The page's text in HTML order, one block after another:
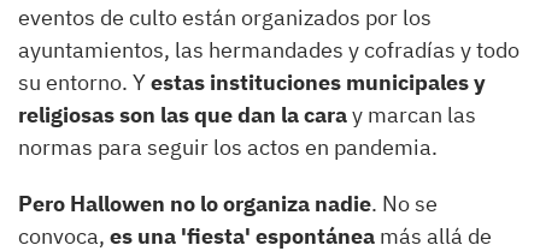
eventos de culto están organizados por los
ayuntamientos, las hermandades y cofradías y todo
su entorno. Yestas instituciones municipales y
religiosas son las que dan la caray marcan las
normas para seguir los actos en pandemia.
Pero Hallowen no lo organiza nadie. No se
convoca, es una 'fiesta' espontánea más allá de